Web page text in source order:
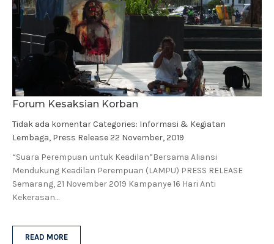
Forum Kesaksian Korban
Tidak ada komentar Categories: Informasi & Kegiatan
Lembaga, Press Release22 November, 2019
“Suara Perempuan untuk Keadilan”Bersama Aliansi
Mendukung Keadilan Perempuan (LAMPU) PRESS RELEASE
Semarang, 21 November 2019 Kampanye 16 Hari Anti
Kekerasan…
READ MORE